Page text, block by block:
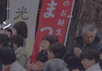
ン